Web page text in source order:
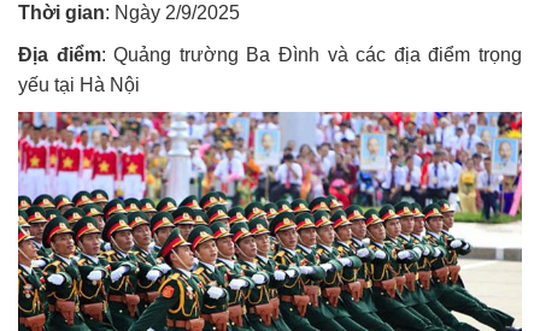
Thời gian: Ngày 2/9/2025
Địa điểm: Quảng trường Ba Đình và các địa điểm trọng
yếu tại Hà Nội